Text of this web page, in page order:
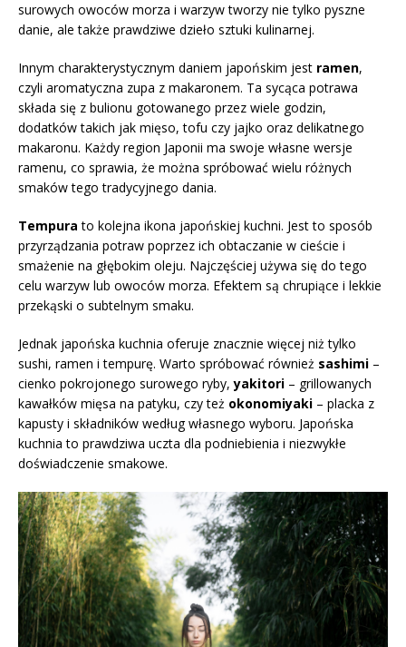
surowych owoców morza i warzyw tworzy nie tylko pyszne
danie, ale także prawdziwe dzieło sztuki kulinarnej.
Innym charakterystycznym daniem japońskim jest ramen,
czyli aromatyczna zupa z makaronem. Ta sycąca potrawa
składa się z bulionu gotowanego przez wiele godzin,
dodatków takich jak mięso, tofu czy jajko oraz delikatnego
makaronu. Każdy region Japonii ma swoje własne wersje
ramenu, co sprawia, że można spróbować wielu różnych
smaków tego tradycyjnego dania.
Tempura to kolejna ikona japońskiej kuchni. Jest to sposób
przyrządzania potraw poprzez ich obtaczanie w cieście i
smażenie na głębokim oleju. Najczęściej używa się do tego
celu warzyw lub owoców morza. Efektem są chrupiące i lekkie
przekąski o subtelnym smaku.
Jednak japońska kuchnia oferuje znacznie więcej niż tylko
sushi, ramen i tempurę. Warto spróbować również sashimi –
cienko pokrojonego surowego ryby,yakitori – grillowanych
kawałków mięsa na patyku, czy też okonomiyaki – placka z
kapusty i składników według własnego wyboru. Japońska
kuchnia to prawdziwa uczta dla podniebienia i niezwykłe
doświadczenie smakowe.